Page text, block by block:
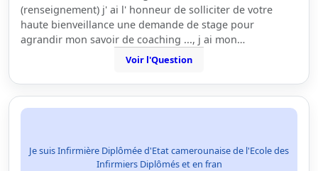
(renseignement) j' ai l' honneur de solliciter de votre
haute bienveillance une demande de stage pour
agrandir mon savoir de coaching ..., j ai mon…
Voir l'Question
Je suis Infirmière Diplômée d'Etat camerounaise de l'Ecole des
Infirmiers Diplômés et en fran